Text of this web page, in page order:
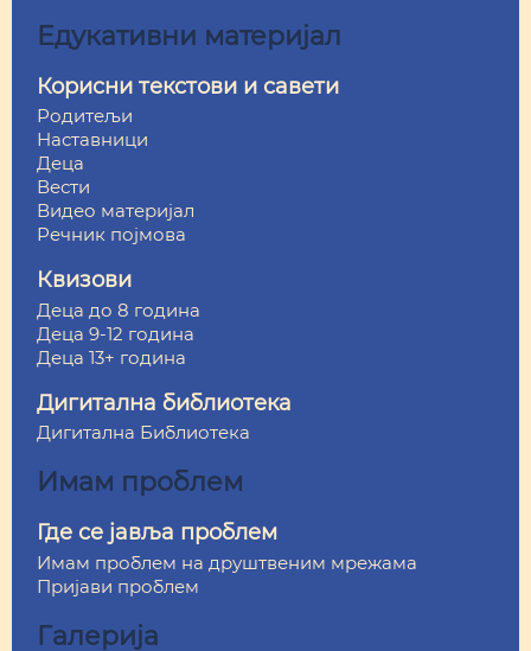
Едукативни материјал
Корисни текстови и савети
Родитељи
Наставници
Деца
Вести
Видео материјал
Речник појмова
Квизови
Деца до 8 година
Деца 9-12 година
Деца 13+ година
Дигитална библиотека
Дигитална Библиотека
Имам проблем
Где се јавља проблем
Имам проблем на друштвеним мрежама
Пријави проблем
Галерија